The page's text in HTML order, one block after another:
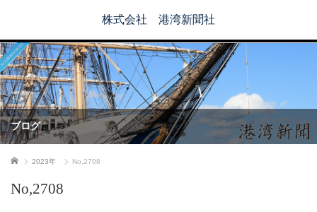
株式会社 港湾新聞社
ブログ
ホーム 2023年 No,2708
No,2708